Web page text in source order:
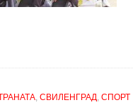
, СВИЛЕНГРАД, СПОРТ